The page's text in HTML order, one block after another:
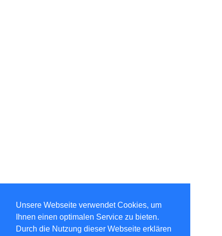
Unsere Webseite verwendet Cookies, um
Ihnen einen optimalen Service zu bieten.
Durch die Nutzung dieser Webseite erklären